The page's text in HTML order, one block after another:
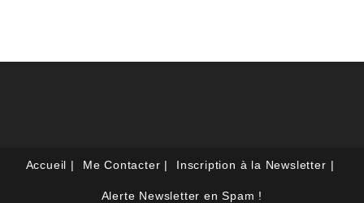
Accueil Me Contacter Inscription à la Newsletter
Alerte Newsletter en Spam !